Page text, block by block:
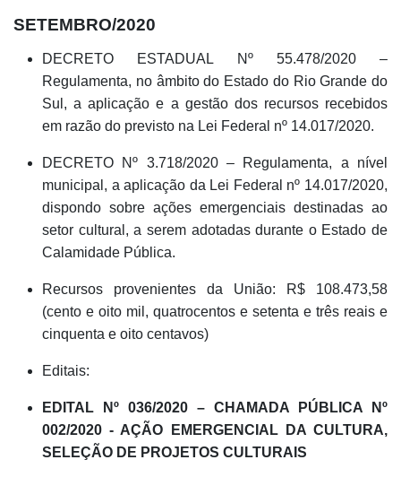
SETEMBRO/2020
DECRETO ESTADUAL Nº 55.478/2020 –
Regulamenta, no âmbito do Estado do Rio Grande do
Sul, a aplicação e a gestão dos recursos recebidos
em razão do previsto na Lei Federal nº 14.017/2020.
DECRETO Nº 3.718/2020 – Regulamenta, a nível
municipal, a aplicação da Lei Federal nº 14.017/2020,
dispondo sobre ações emergenciais destinadas ao
setor cultural, a serem adotadas durante o Estado de
Calamidade Pública.
Recursos provenientes da União: R$ 108.473,58
(cento e oito mil, quatrocentos e setenta e três reais e
cinquenta e oito centavos)
Editais:
EDITAL Nº 036/2020 – CHAMADA PÚBLICA Nº
002/2020 - AÇÃO EMERGENCIAL DA CULTURA,
SELEÇÃO DE PROJETOS CULTURAIS